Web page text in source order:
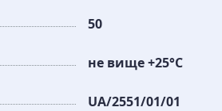
50
не вище +25°С
UA/2551/01/01